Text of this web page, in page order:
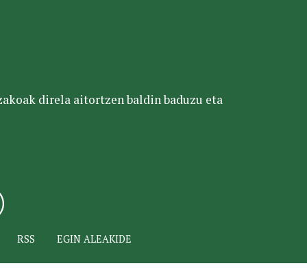
direla aitortzen baldin baduzu eta
RSS EGIN ALEAKIDE